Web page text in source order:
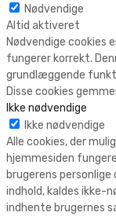
Nødvendige
Altid aktiveret
Nødvendige cookies
fungerer korrekt.
grundlæggende
Disse cookies
Ikke nødvendige
Ikke nødvendige
Alle cookies, der
hjemmesiden
brugerens
indhold, kaldes ikke-
indhente brugernes